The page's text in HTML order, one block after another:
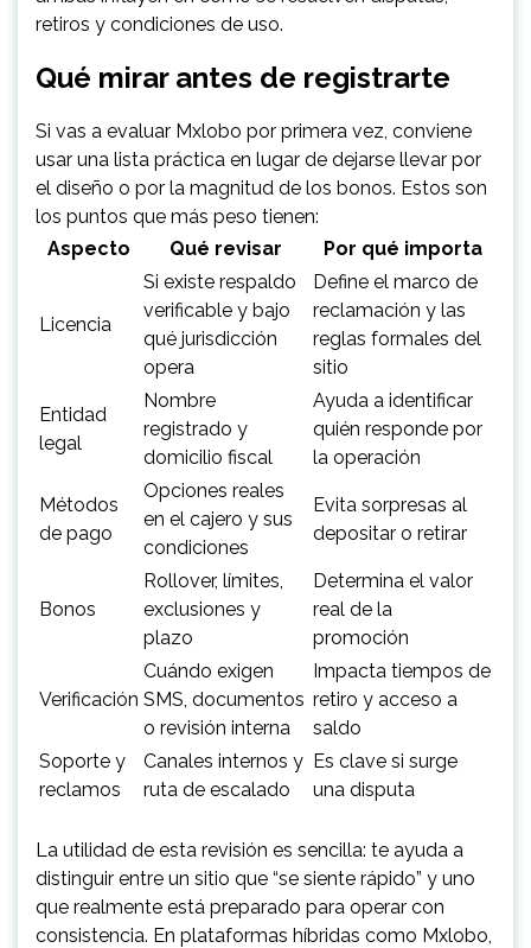
retiros y condiciones de uso.
Qué mirar antes de registrarte
Si vas a evaluar Mxlobo por primera vez, conviene
usar una lista práctica en lugar de dejarse llevar por
el diseño o por la magnitud de los bonos. Estos son
los puntos que más peso tienen:
Aspecto
Qué revisar Por qué importa
Licencia
Si existe respaldo
verificable y bajo
qué jurisdicción
opera
Define el marco de
reclamación y las
reglas formales del
sitio
Entidad
legal
Nombre
registrado y
domicilio fiscal
Ayuda a identificar
quién responde por
la operación
Métodos
de pago
Opciones reales
en el cajero y sus
condiciones
Evita sorpresas al
depositar o retirar
Bonos
Rollover, límites,
exclusiones y
plazo
Determina el valor
real de la
promoción
Verificación
Cuándo exigen
SMS, documentos
o revisión interna
Impacta tiempos de
retiro y acceso a
saldo
Soporte y
reclamos
Canales internos y
ruta de escalado
Es clave si surge
una disputa
La utilidad de esta revisión es sencilla: te ayuda a
distinguir entre un sitio que “se siente rápido” y uno
que realmente está preparado para operar con
consistencia. En plataformas híbridas como Mxlobo,